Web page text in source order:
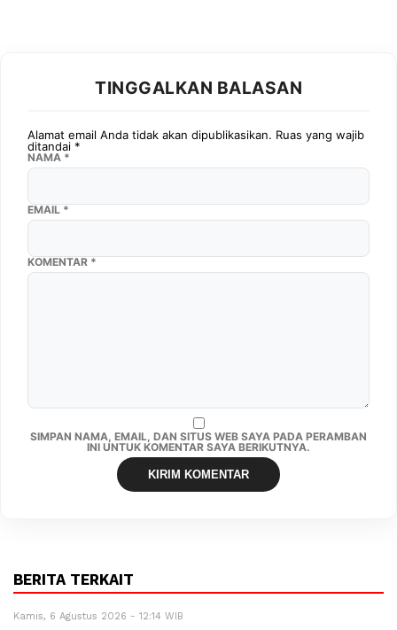
TINGGALKAN BALASAN
Alamat email Anda tidak akan dipublikasikan. Ruas yang wajib
ditandai *
KOMENTAR *
NAMA *
EMAIL *
SIMPAN NAMA, EMAIL, DAN SITUS WEB SAYA PADA PERAMBAN
INI UNTUK KOMENTAR SAYA BERIKUTNYA.
BERITA TERKAIT
Kamis, 6 Agustus 2026 - 12:14 WIB